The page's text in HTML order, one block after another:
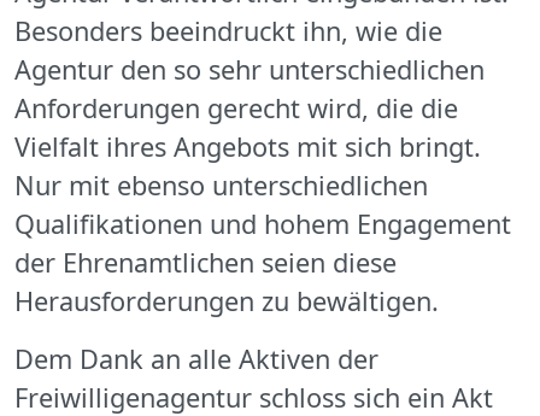
Besonders beeindruckt ihn, wie die
Agentur den so sehr unterschiedlichen
Anforderungen gerecht wird, die die
Vielfalt ihres Angebots mit sich bringt.
Nur mit ebenso unterschiedlichen
Qualifikationen und hohem Engagement
der Ehrenamtlichen seien diese
Herausforderungen zu bewältigen.
Dem Dank an alle Aktiven der
Freiwilligenagentur schloss sich ein Akt